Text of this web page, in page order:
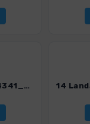
13 Lesshoehe_4341_2.gpx